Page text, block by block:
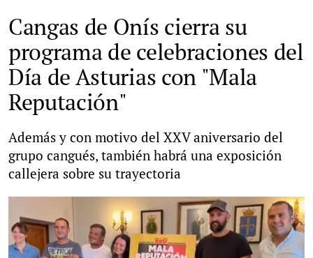
Cangas de Onís cierra su
programa de celebraciones del
Día de Asturias con "Mala
Reputación"
Además y con motivo del XXV aniversario del
grupo cangués, también habrá una exposición
callejera sobre su trayectoria